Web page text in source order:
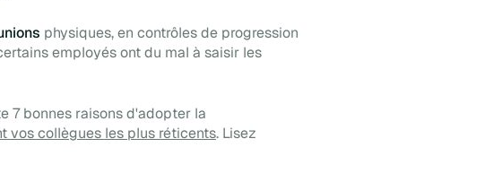
physiques, en contrôles de progression
employés ont du mal à saisir les
7 bonnes raisons d'adopter la
vos collègues les plus réticents. Lisez